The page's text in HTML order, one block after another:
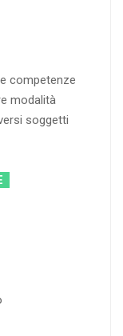
competenze
modalità
soggetti